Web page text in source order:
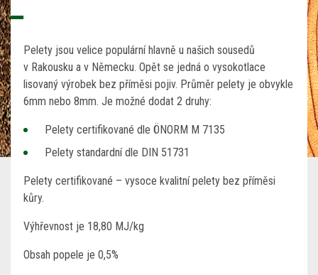
Pelety jsou velice populární hlavně u našich sousedů
v Rakousku a v Německu. Opět se jedná o vysokotlace
lisovaný výrobek bez příměsi pojiv. Průměr pelety je obvykle
6mm nebo 8mm. Je možné dodat 2 druhy:
Pelety certifikované dle ÖNORM M 7135
Pelety standardní dle DIN 51731
Pelety certifikované – vysoce kvalitní pelety bez příměsi
kůry.
Výhřevnost je 18,80 MJ/kg
Obsah popele je 0,5%